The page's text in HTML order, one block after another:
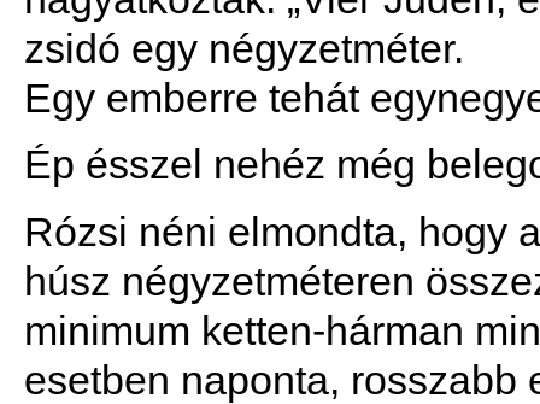
zsidó egy négyzetméter.
Egy emberre tehát
Ép ésszel nehéz még
Rózsi néni elmondta, hogy
húsz négyzetméteren
minimum ketten-hárman
esetben naponta, rosszabb